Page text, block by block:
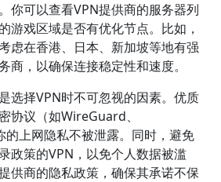
你可以查看VPN提供商的服务器列
游戏区域是否有优化节点。比如，
虑在香港、日本、新加坡等地有强
商，以确保连接稳定性和速度。
选择VPN时不可忽视的因素。优质
协议（如WireGuard、
的上网隐私不被泄露。同时，避免
政策的VPN，以免个人数据被滥
供商的隐私政策，确保其承诺不保